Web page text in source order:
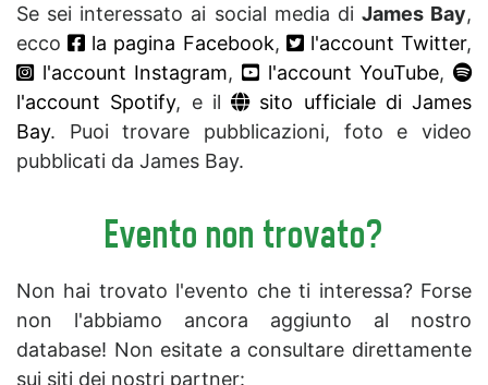
Se sei interessato ai social media di James Bay,
ecco
la pagina Facebook, l'account Twitter,
l'account Instagram, l'account YouTube,
l'account Spotify, e il
sito ufficiale di James
Bay. Puoi trovare pubblicazioni, foto e video
pubblicati da James Bay.
Evento non trovato?
Non hai trovato l'evento che ti interessa? Forse
non l'abbiamo ancora aggiunto al nostro
database! Non esitate a consultare direttamente
sui siti dei nostri partner: